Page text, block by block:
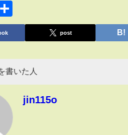
X
有
post
書いた人
jin115o